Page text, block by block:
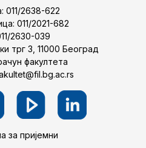
011/2638-622
011/2021-682
2630-039
трг 3, 11000 Београд
факултета
за пријемни